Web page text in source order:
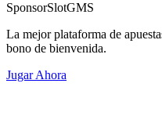
SponsorSlotGMS
La mejor plataforma de
bono de bienvenida.
Jugar Ahora